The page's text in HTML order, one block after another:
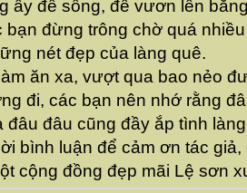
ấy để sống, để vươn lên
bạn đừng trông chờ quá
nét đẹp của làng quê.
ăn xa, vượt qua bao nẻo
đi, các bạn nên nhớ rằng
đâu đâu cũng đầy ắp tình
bình luận để cảm ơn tác
cộng đồng đẹp mãi Lệ sơn